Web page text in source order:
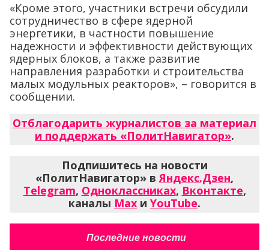
«Кроме этого, участники встречи обсудили
сотрудничество в сфере ядерной
энергетики, в частности повышение
надежности и эффективности действующих
ядерных блоков, а также развитие
направления разработки и строительства
малых модульных реакторов», – говорится в
сообщении.
Отблагодарить журналистов за материал
и поддержать «ПолитНавигатор».
Подпишитесь на новости
«ПолитНавигатор» вЯндекс.Дзен,
Telegram, Одноклассниках, Вконтакте,
каналы Max и YouTube.
Последние новости